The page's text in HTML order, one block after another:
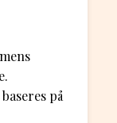
på